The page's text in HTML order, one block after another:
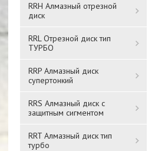
RRH Алмазный отрезной
диск
RRL Отрезной диск тип
ТУРБО
RRP Алмазный диск
супертонкий
RRS Алмазный диск с
защитным сигментом
RRT Алмазный диск тип
турбо
414,4 ₸
Подробнее